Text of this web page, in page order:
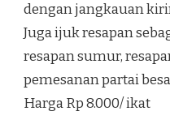
dengan jangkauan
Juga ijuk resapan
resapan sumur,
pemesanan partai
Harga Rp 8.000/ ikat